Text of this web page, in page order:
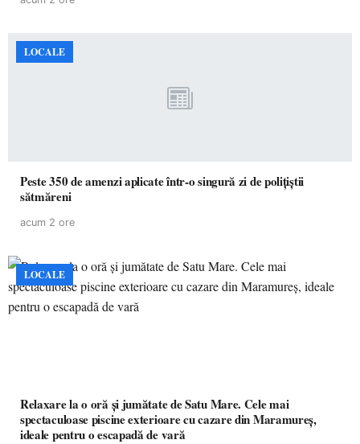
LOCALE
Peste 350 de amenzi aplicate într-o singură zi de polițiștii
sătmăreni
acum 2 ore
LOCALE
Relaxare la o oră și jumătate de Satu Mare. Cele mai
spectaculoase piscine exterioare cu cazare din Maramureș,
ideale pentru o escapadă de vară